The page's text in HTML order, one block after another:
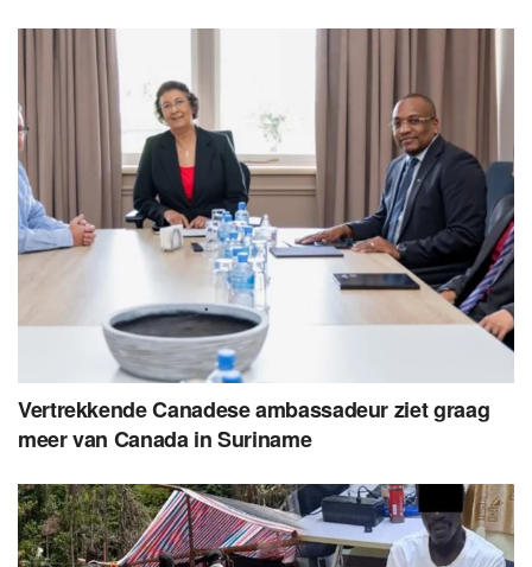
Vertrekkende Canadese ambassadeur ziet graag
meer van Canada in Suriname